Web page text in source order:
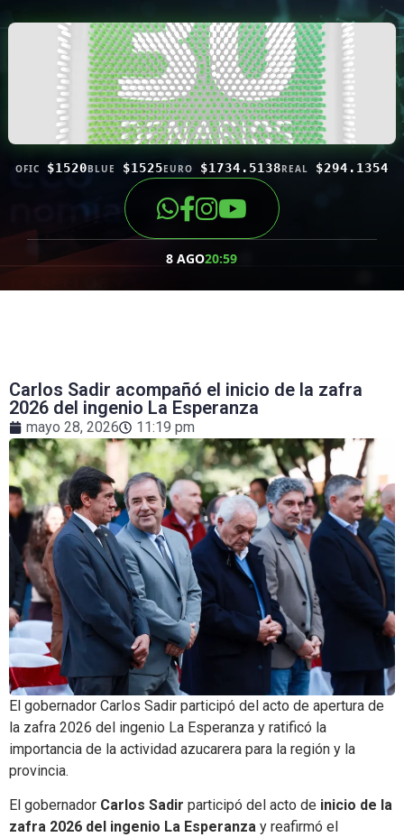
OFIC $1520BLUE $1525EURO $1734.5138REAL $294.1354
8 AGO20:59
Carlos Sadir acompañó el inicio de la zafra
2026 del ingenio La Esperanza
mayo 28, 2026 11:19 pm
El gobernador Carlos Sadir participó del acto de apertura de
la zafra 2026 del ingenio La Esperanza y ratificó la
importancia de la actividad azucarera para la región y la
provincia.
El gobernador Carlos Sadir participó del acto de inicio de la
zafra 2026 del ingenio La Esperanza y reafirmó el